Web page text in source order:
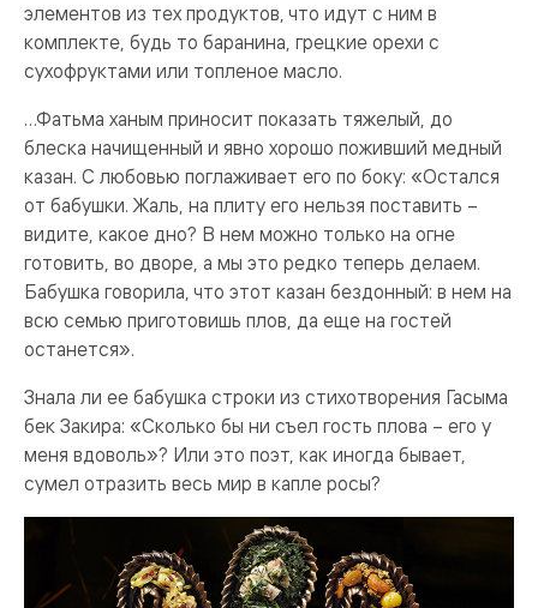
элементов из тех продуктов, что идут с ним в
комплекте, будь то баранина, грецкие орехи с
сухофруктами или топленое масло.
…Фатьма ханым приносит показать тяжелый, до
блеска начищенный и явно хорошо поживший медный
казан. С любовью поглаживает его по боку: «Остался
от бабушки. Жаль, на плиту его нельзя поставить –
видите, какое дно? В нем можно только на огне
готовить, во дворе, а мы это редко теперь делаем.
Бабушка говорила, что этот казан бездонный: в нем на
всю семью приготовишь плов, да еще на гостей
останется».
Знала ли ее бабушка строки из стихотворения Гасыма
бек Закира: «Сколько бы ни съел гость плова – его у
меня вдоволь»? Или это поэт, как иногда бывает,
сумел отразить весь мир в капле росы?